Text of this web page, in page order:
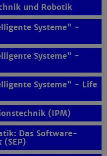
und Robotik
Systeme" -
Systeme" -
Systeme" - Life
(IPM)
Das Software-